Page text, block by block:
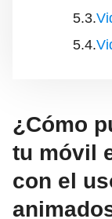
¿Cómo
tu móvil
con el